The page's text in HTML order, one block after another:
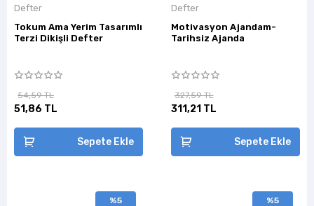
Defter
Tokum Ama Yerim Tasarımlı
Terzi Dikişli Defter
54,59 TL
51,86 TL
Sepete Ekle
Defter
Motivasyon Ajandam-
Tarihsiz Ajanda
327,59 TL
311,21 TL
Sepete Ekle
%5 %5